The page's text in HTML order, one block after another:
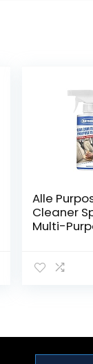
Alle
Cleaner
Multi-
Cleaner